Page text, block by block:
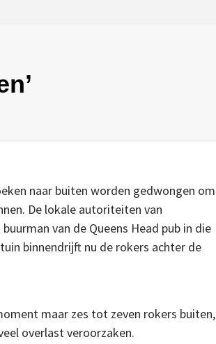
naar buiten worden gedwongen om
De lokale autoriteiten van
van de Queens Head pub in die
binnendrijft nu de rokers achter de
maar zes tot zeven rokers buiten,
overlast veroorzaken.